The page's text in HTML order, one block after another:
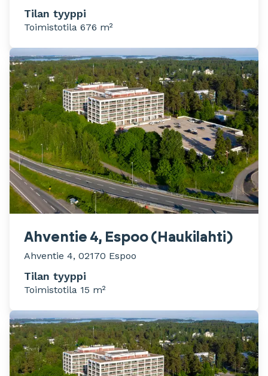
Tilan tyyppi
Toimistotila 676 m²
Ahventie 4, Espoo (Haukilahti)
Ahventie 4, 02170 Espoo
Tilan tyyppi
Toimistotila 15 m²